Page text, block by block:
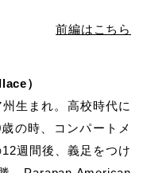
前編はこちら
）
生まれ。高校時代に
の時、コンパートメ
週間後、義足をつけ